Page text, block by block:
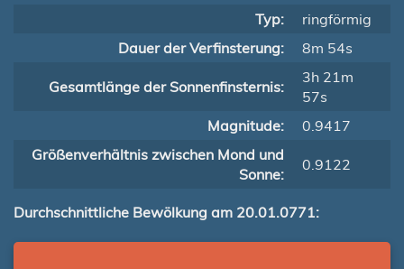
Typ:
ringförmig
Dauer der Verfinsterung:
8m 54s
Gesamtlänge der Sonnenfinsternis:
3h 21m
57s
Magnitude:
0.9417
Größenverhältnis zwischen Mond und
Sonne:
0.9122
Durchschnittliche Bewölkung am 20.01.0771: